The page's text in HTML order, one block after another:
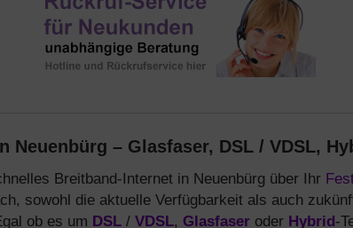
Neuenbürg – Glasfaser, DSL / VDSL,
Breitband-Internet in Neuenbürg über Ihr
sowohl die aktuelle Verfügbarkeit als auch
ob es um DSL / VDSL, Glasfaser oder Hybrid-